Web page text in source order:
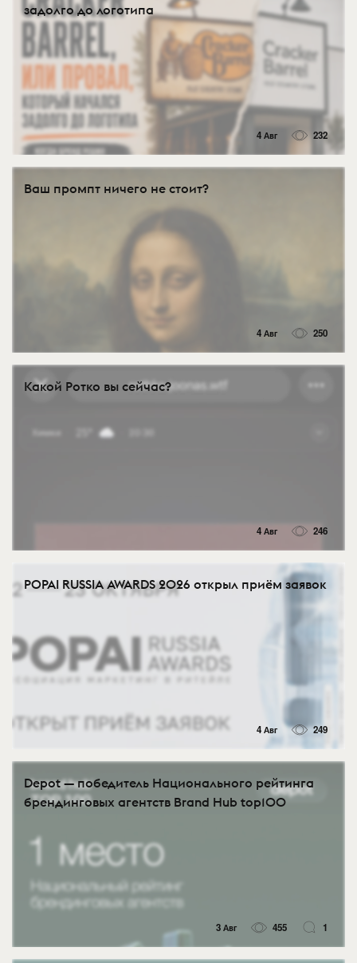
задолго до логотипа
4 Авг 232
Ваш промпт ничего не стоит?
4 Авг 250
Какой Ротко вы сейчас?
4 Авг 246
POPAI RUSSIA AWARDS 2026 открыл приём заявок
4 Авг 249
Depot — победитель Национального рейтинга
брендинговых агентств Brand Hub top100
3 Авг 455 1